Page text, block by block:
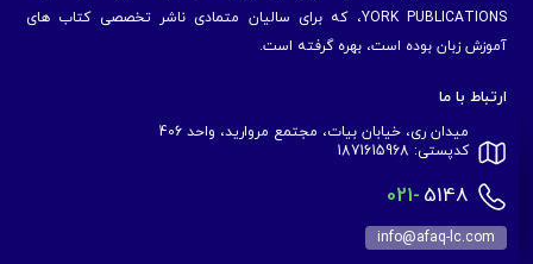
YORK PUBLICATIONS، که برای سالیان متمادی ناشر تخصصی کتاب های
آموزش زبان بوده است، بهره گرفته است.
ارتباط با ما
میدان ری، خیابان بیات، مجتمع مروارید، واحد 406
کدپستی: 1871615968
021- 5148
info@afaq-lc.com